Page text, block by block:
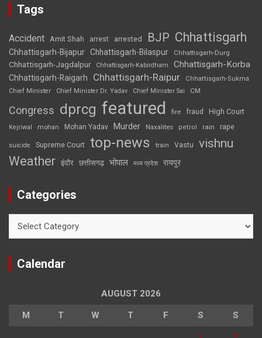
Tags
Accident Amit Shah arrest arrested BJP Chhattisgarh
Chhattisgarh-Bijapur Chhattisgarh-Bilaspur Chhattisgarh-Durg
Chhattisgarh-Jagdalpur Chhattisgarh-Kabirdham Chhattisgarh-Korba
Chhattisgarh-Raigarh Chhattisgarh-Raipur
Chhattisgarh-Sukma
Chief Minister
Chief Minister Dr. Yadav Chief Minister Sai CM
Congress dprcg featured fire fraud High Court
Kejriwal mohan Mohan Yadav Murder Naxalites petrol rain rape
suicide Supreme Court top-news train Vastu vishnu
Weather इंदौर छत्तीसगढ़ भोपाल मध्य प्रदेश रायपुर
Categories
Calendar
AUGUST 2026
M T W T F S S